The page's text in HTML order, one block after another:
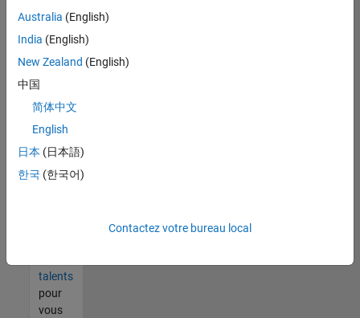
malgré
tout
vous
trouvez
pas
d'offre
corresponde
à vos
talents
pour
vous
Australia (English)
India (English)
New Zealand (English)
中国
简体中文
English
日本 (日本語)
한국 (한국어)
Contactez votre bureau local